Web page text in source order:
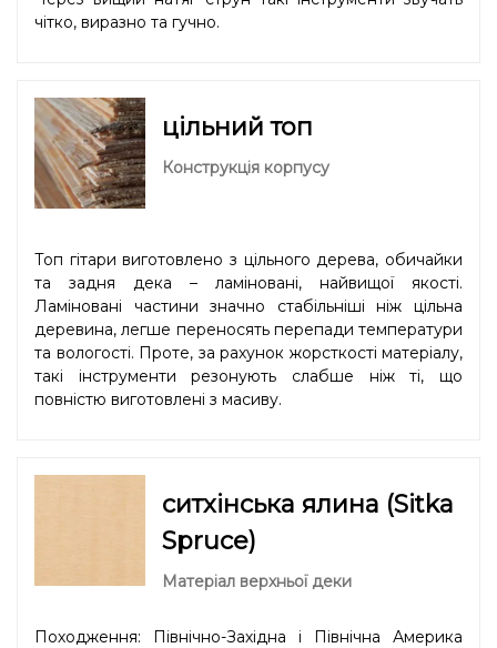
чітко, виразно та гучно.
цільний топ
Конструкція корпусу
Топ гітари виготовлено з цільного дерева, обичайки
та задня дека – ламіновані, найвищої якості.
Ламіновані частини значно стабільніші ніж цільна
деревина, легше переносять перепади температури
та вологості. Проте, за рахунок жорсткості матеріалу,
такі інструменти резонують слабше ніж ті, що
повністю виготовлені з масиву.
ситхінська ялина (Sitka
Spruce)
Матеріал верхньої деки
Походження: Північно-Західна і Північна Америка